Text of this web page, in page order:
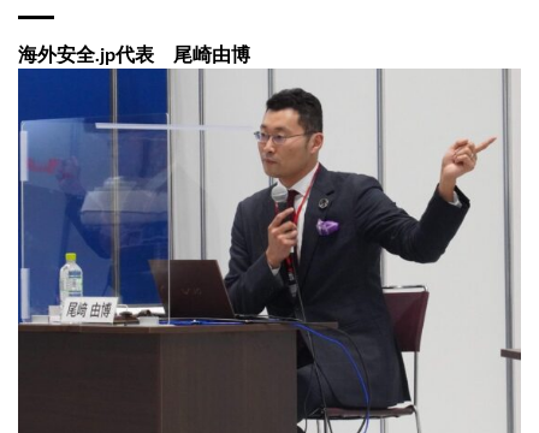
海外安全.jp代表 尾崎由博